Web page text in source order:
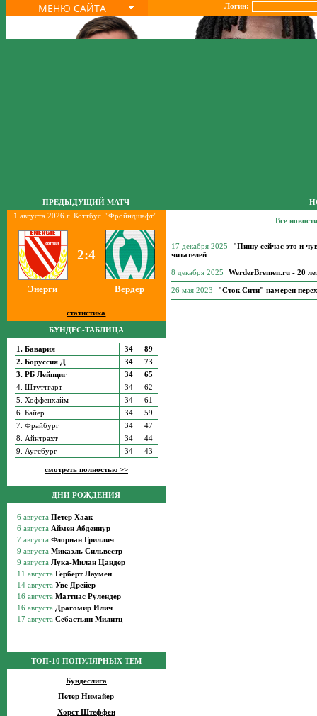
МЕНЮ САЙТА Логин:
ПРЕДЫДУЩИЙ МАТЧ
1 августа 2026 г. Коттбус. "Фройндшафт".
2:4
Энерги Вердер
статистика
БУНДЕС-ТАБЛИЦА
1. Бавария 34
89
2. Боруссия Д
34
73
3. РБ Лейпциг
34
65
4. Штуттгарт
34
62
5. Хоффенхайм
34
61
6. Байер
34
59
7. Фрайбург
34
47
8. Айнтрахт
34
44
9. Аугсбург
34 43
смотреть полностью >>
ДНИ РОЖДЕНИЯ
ТОП-10 ПОПУЛЯРНЫХ ТЕМ
Бундеслига
Петер Нимайер
Хорст Штеффен
Все
17 декабря 2025
"Пишу сейчас это и
читателей
8 декабря 2025 WerderBremen.ru - 20
26 мая 2023 "Сток Сити" намерен